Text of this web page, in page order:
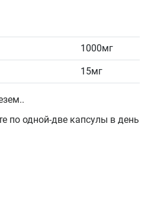
1000мг
15мг
по одной-две капсулы в день